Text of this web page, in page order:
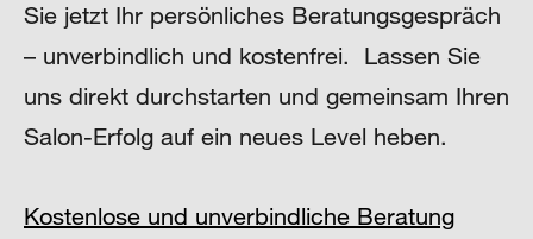
Sie jetzt Ihr persönliches Beratungsgespräch
– unverbindlich und kostenfrei. Lassen Sie
uns direkt durchstarten und gemeinsam Ihren
Salon-Erfolg auf ein neues Level heben.
Kostenlose und unverbindliche Beratung